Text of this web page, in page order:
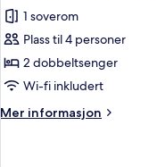
bildene
av
Dobbeltrom
–
standard
1 soverom
Plass til 4 personer
2 dobbeltsenger
Wi-fi inkludert
Mer informasjon
Mer